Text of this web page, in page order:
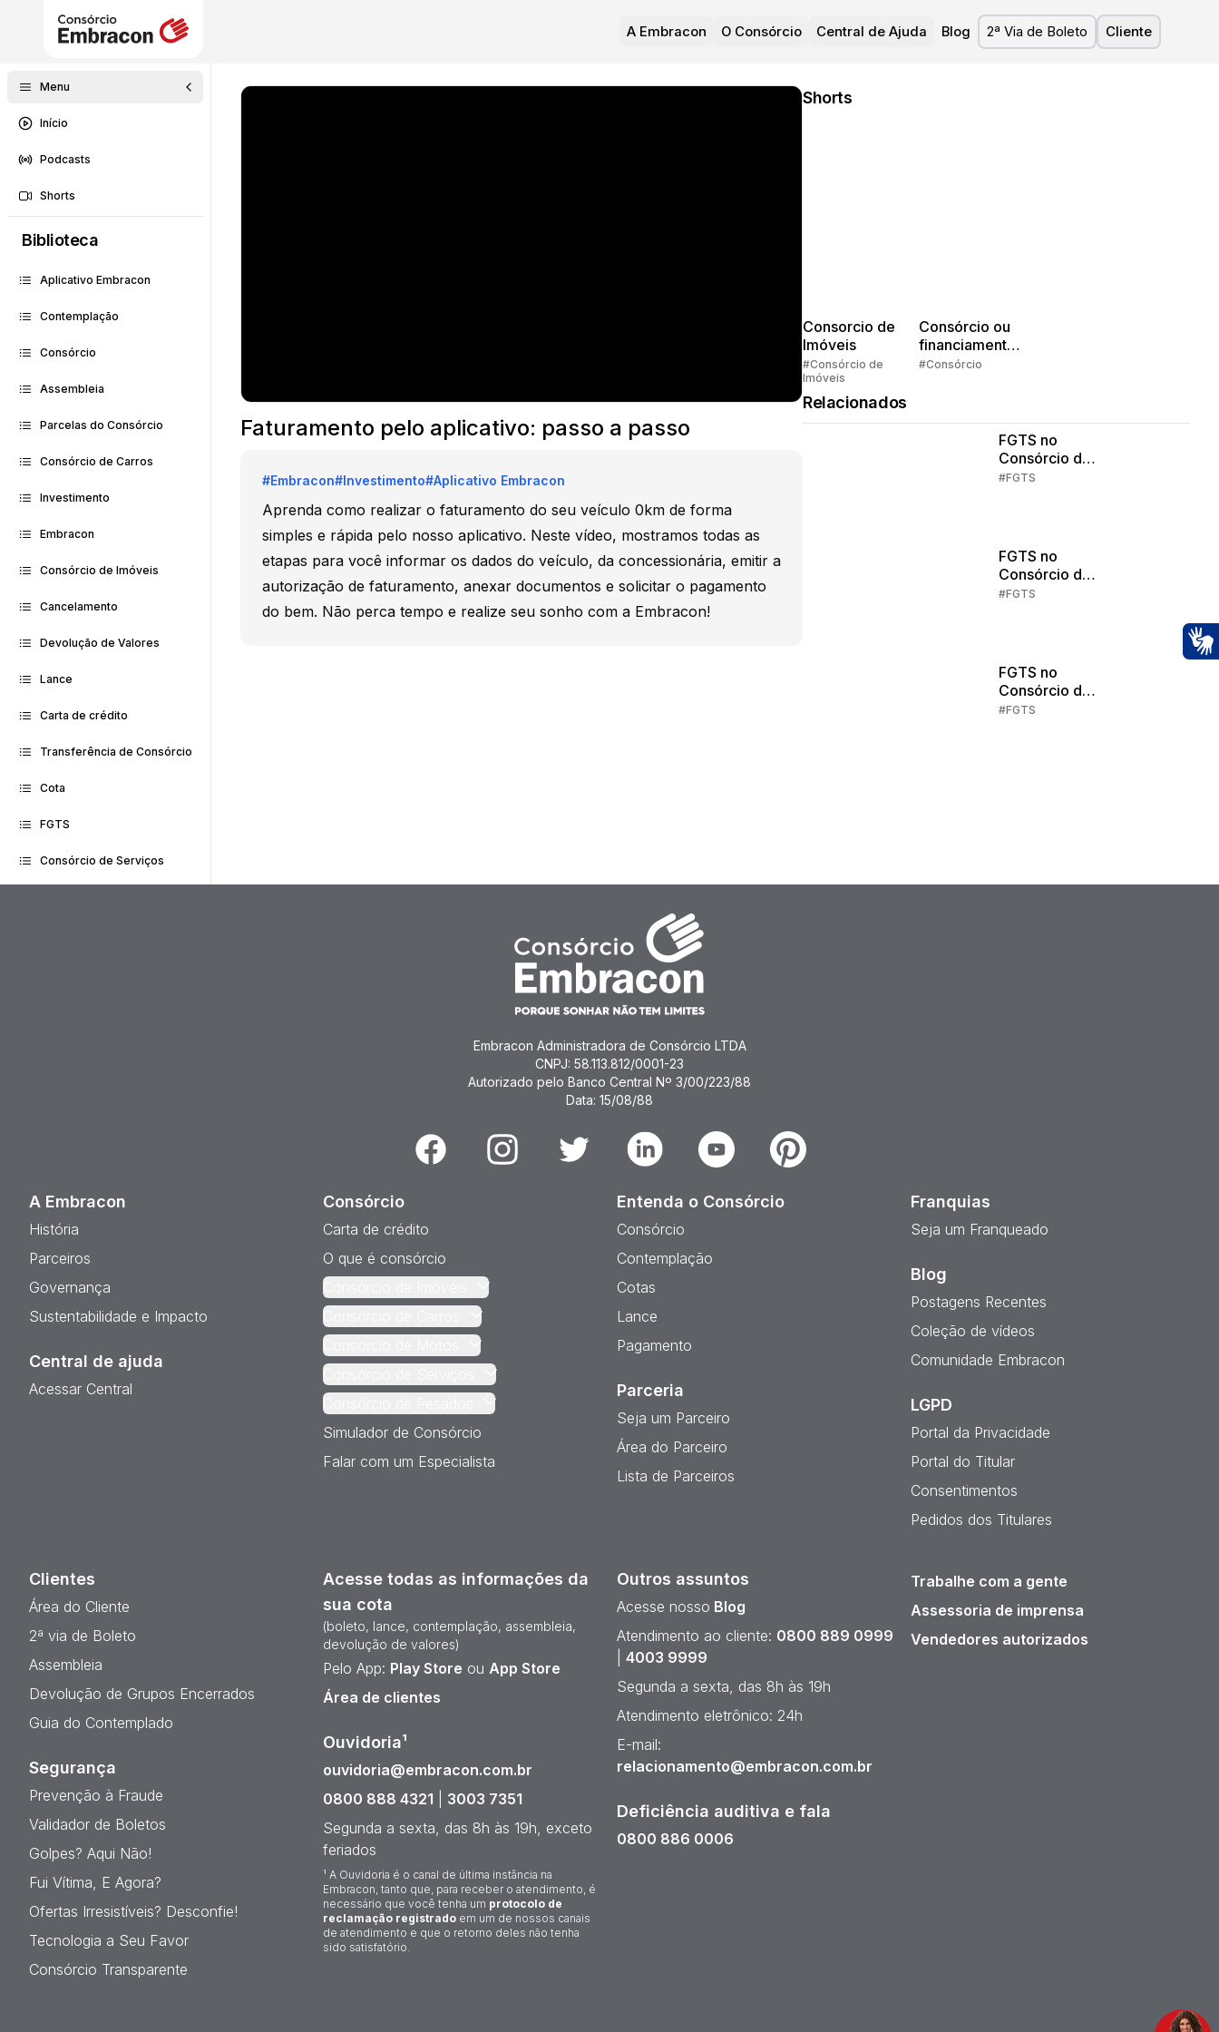
A Embracon O Consórcio Central de Ajuda Blog 2ª Via de Boleto Cliente
Menu
Início
Podcasts
Shorts
Biblioteca
Aplicativo Embracon
Contemplação
Consórcio
Assembleia
Parcelas do Consórcio
Consórcio de Carros
Investimento
Embracon
Consórcio de Imóveis
Cancelamento
Devolução de Valores
Lance
Carta de crédito
Transferência de Consórcio
Cota
FGTS
Consórcio de Serviços
Faturamento pelo aplicativo: passo a passo
#Embracon#Investimento#Aplicativo Embracon
Aprenda como realizar o faturamento do seu veículo 0km de forma
simples e rápida pelo nosso aplicativo. Neste vídeo, mostramos todas as
etapas para você informar os dados do veículo, da concessionária, emitir a
autorização de faturamento, anexar documentos e solicitar o pagamento
do bem. Não perca tempo e realize seu sonho com a Embracon!
Shorts
Consorcio de
Imóveis
#Consórcio de
Imóveis
Consórcio ou
financiamento?
Quem pensa
#Consórcio
Relacionados
FGTS no
Consórcio de
Imóveis: Parte
#FGTS
FGTS no
Consórcio de
Imóveis: Parte
#FGTS
FGTS no
Consórcio de
Imóveis: Parte
#FGTS
Embracon Administradora de Consórcio LTDA
CNPJ: 58.113.812/0001-23
Autorizado pelo Banco Central Nº 3/00/223/88
Data: 15/08/88
Facebook Instagram Twitter Linkedin Youtube Pinterest
A Embracon
História
Parceiros
Governança
Sustentabilidade e Impacto
Central de ajuda
Acessar Central
Consórcio
Carta de crédito
O que é consórcio
Simulador de Consórcio
Falar com um Especialista
Entenda o Consórcio
Consórcio
Contemplação
Cotas
Lance
Pagamento
Parceria
Seja um Parceiro
Área do Parceiro
Lista de Parceiros
Franquias
Seja um Franqueado
Blog
Postagens Recentes
Coleção de vídeos
Comunidade Embracon
LGPD
Portal da Privacidade
Portal do Titular
Consentimentos
Pedidos dos Titulares
Clientes
Área do Cliente
2ª via de Boleto
Assembleia
Devolução de Grupos Encerrados
Guia do Contemplado
Segurança
Prevenção à Fraude
Validador de Boletos
Golpes? Aqui Não!
Fui Vítima, E Agora?
Ofertas Irresistíveis? Desconfie!
Tecnologia a Seu Favor
Consórcio Transparente
Acesse todas as informações da
sua cota
(boleto, lance, contemplação, assembleia,
devolução de valores)
Pelo App: Play Store ou App Store
Área de clientes
Ouvidoria¹
ouvidoria@embracon.com.br
0800 888 4321
3003 7351
Segunda a sexta, das 8h às 19h, exceto
feriados
¹ A Ouvidoria é o canal de última instância na
Embracon, tanto que, para receber o atendimento, é
necessário que você tenha um protocolo de
reclamação registrado em um de nossos canais
de atendimento e que o retorno deles não tenha
sido satisfatório.
Outros assuntos
Acesse nosso Blog
Atendimento ao cliente: 0800 889 0999
4003 9999
Segunda a sexta, das 8h às 19h
Atendimento eletrônico: 24h
E-mail:
relacionamento@embracon.com.br
Deficiência auditiva e fala
0800 886 0006
Trabalhe com a gente
Assessoria de imprensa
Vendedores autorizados